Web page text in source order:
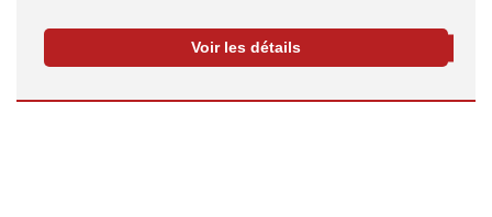
Voir les détails